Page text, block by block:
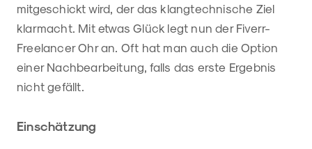
mitgeschickt wird, der das klangtechnische Ziel
klarmacht. Mit etwas Glück legt nun der Fiverr-
Freelancer Ohr an. Oft hat man auch die Option
einer Nachbearbeitung, falls das erste Ergebnis
nicht gefällt.
Einschätzung